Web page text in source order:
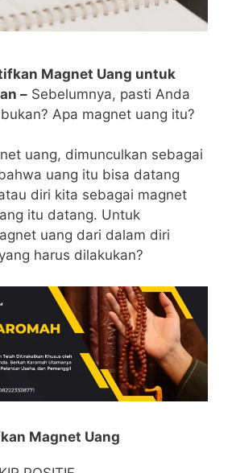
Magnet Uang untuk
– Sebelumnya, pasti Anda
Apa magnet uang itu?
uang, dimunculkan sebagai
uang itu bisa datang
diri kita sebagai magnet
itu datang. Untuk
uang dari dalam diri
harus dilakukan?
Magnet Uang